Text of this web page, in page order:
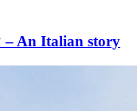
An Italian story